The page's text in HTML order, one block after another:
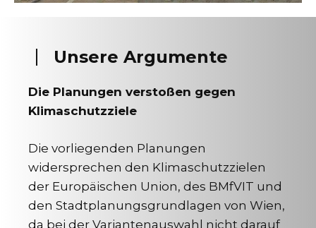
Unsere Argumente
Die Planungen verstoßen gegen
Klimaschutzziele
Die vorliegenden Planungen
widersprechen den Klimaschutzzielen
der Europäischen Union, des BMfVIT und
den Stadtplanungsgrundlagen von Wien,
da bei der Variantenauswahl nicht darauf